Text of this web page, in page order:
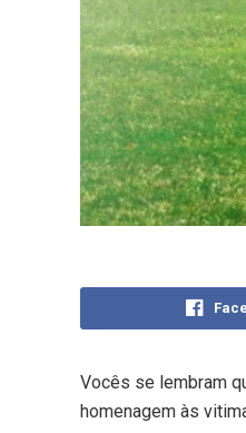
Vocês se lembram
homenagem às